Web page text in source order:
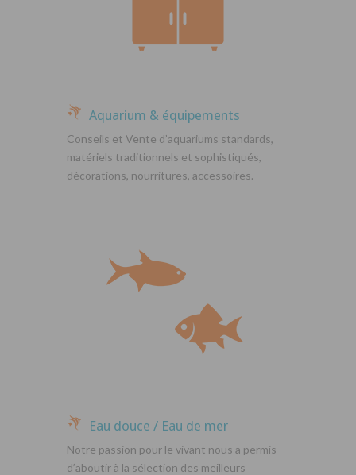
Aquarium & équipements
Conseils et Vente d’aquariums standards,
matériels traditionnels et sophistiqués,
décorations, nourritures, accessoires.
Eau douce / Eau de mer
Notre passion pour le vivant nous a permis
d’aboutir à la sélection des meilleurs